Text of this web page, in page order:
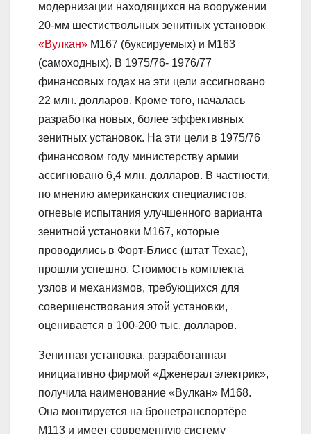
модернизации находящихся на вооружении
20-мм шестиствольных зенитных установок
«Вулкан» M167 (буксируемых) и M163
(самоходных). В 1975/76- 1976/77
финансовых годах на эти цели ассигновано
22 млн. долларов. Кроме того, началась
разработка новых, более эффективных
зенитных установок. На эти цели в 1975/76
финансовом году министерству армии
ассигновано 6,4 млн. долларов. В частности,
по мнению американских специалистов,
огневые испытания улучшенного варианта
зенитной установки М167, которые
проводились в Форт-Блисс (штат Техас),
прошли успешно. Стоимость комплекта
узлов и механизмов, требующихся для
совершенствования этой установки,
оценивается в 100-200 тыс. долларов.
Зенитная установка, разработанная
инициативно фирмой «Дженерал электрик»,
получила наименование «Вулкан» М168.
Она монтируется на бронетранспортёре
М113 и имеет современную систему